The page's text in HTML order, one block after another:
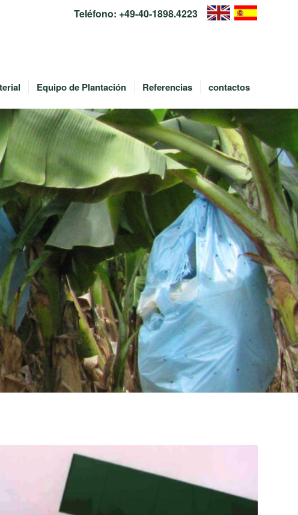
Teléfono: +49-40-1898.4223
Equipo de Plantación Referencias contactos